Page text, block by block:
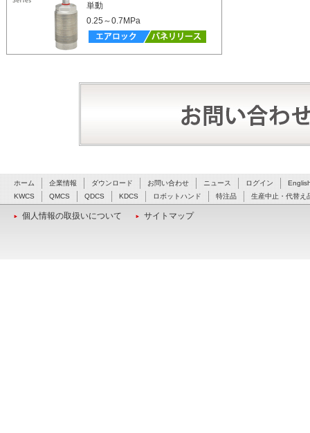
単動
0.25～0.7MPa
ホーム 企業情報 ダウンロード お問い合わせ ニュース ログイン
KWCS
QMCS QDCS KDCS ロボットハンド 特注品 生産中止・代替え
個人情報の取扱いについて サイトマップ